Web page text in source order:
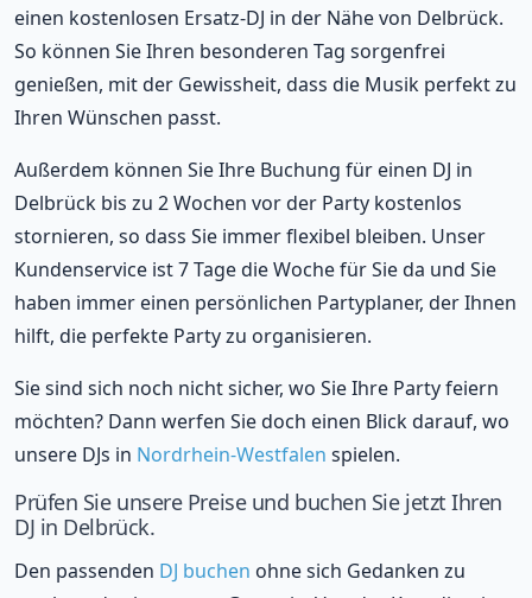
einen kostenlosen Ersatz-DJ in der Nähe von Delbrück.
So können Sie Ihren besonderen Tag sorgenfrei
genießen, mit der Gewissheit, dass die Musik perfekt zu
Ihren Wünschen passt.
Außerdem können Sie Ihre Buchung für einen DJ in
Delbrück bis zu 2 Wochen vor der Party kostenlos
stornieren, so dass Sie immer flexibel bleiben. Unser
Kundenservice ist 7 Tage die Woche für Sie da und Sie
haben immer einen persönlichen Partyplaner, der Ihnen
hilft, die perfekte Party zu organisieren.
Sie sind sich noch nicht sicher, wo Sie Ihre Party feiern
möchten? Dann werfen Sie doch einen Blick darauf, wo
unsere DJs in Nordrhein-Westfalen spielen.
Prüfen Sie unsere Preise und buchen Sie jetzt Ihren
DJ in Delbrück.
Den passenden DJ buchen ohne sich Gedanken zu